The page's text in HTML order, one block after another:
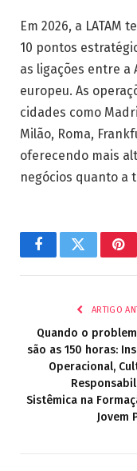
Em 2026, a LATAM
10 pontos
as ligações entre a
europeu. As
cidades como
Milão, Roma,
oferecendo mais
negócios quanto a
FacebookTwitter
ARTIGO
Quando o
são as 150 horas:
Operacional,
Sistêmica na
Jovem